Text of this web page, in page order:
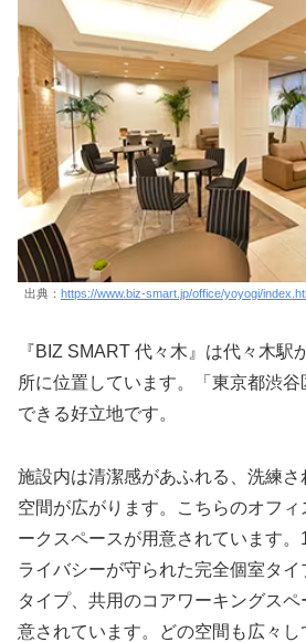
出典： https://www.biz-smart.jp/office/yoyogi/
『BIZ SMART 代々木』は代々木駅
所に位置しています。「東京都渋
できる好立地です。
施設内は清潔感があふれる、洗練
空間が広がります。こちらのオフ
ークスペースが用意されています
ライバシーが守られた完全個室タ
タイプ、共用のコアワーキングス
意されています。どの空間も広々し